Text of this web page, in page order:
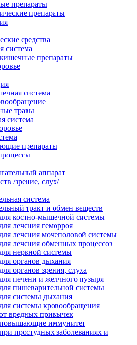
препараты
препараты
средства
система
препараты
система
травы
система
препараты
аппарат
/зрение, слух/
система
тракт и обмен веществ
костно-мышечной системы
лечения геморроя
лечения мочеполовой системы
лечения обменных процессов
нервной системы
органов дыхания
органов зрения, слуха
печени и желчного пузыря
пищеварительной системы
системы дыхания
системы кровообращения
вредных привычек
иммунитет
простудных заболеваниях и